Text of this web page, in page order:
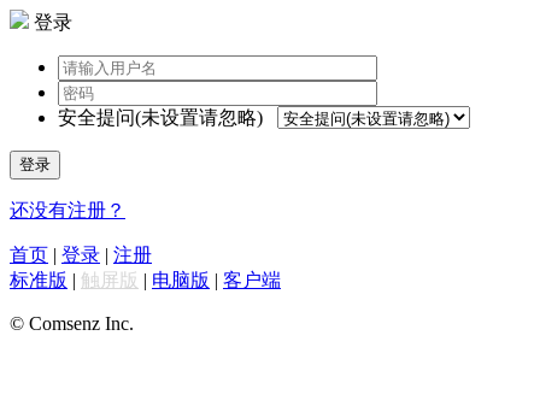
登录
安全提问(未设置请忽略)
登录
还没有注册？
首页 | 登录 | 注册
标准版 | 触屏版 | 电脑版 | 客户端
© Comsenz Inc.